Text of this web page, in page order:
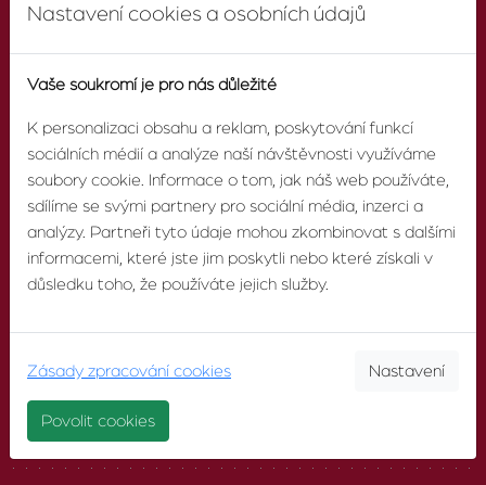
O AGENTUŘE
O nás
Náš tým
Volná pracovní místa
Nastavení cookies a osobních údajů
Vaše soukromí je pro nás důležité
K personalizaci obsahu a reklam, poskytování funkcí
sociálních médií a analýze naší návštěvnosti využíváme
soubory cookie. Informace o tom, jak náš web používáte,
sdílíme se svými partnery pro sociální média, inzerci a
analýzy. Partneři tyto údaje mohou zkombinovat s dalšími
informacemi, které jste jim poskytli nebo které získali v
důsledku toho, že používáte jejich služby.
Zásady zpracování cookies Nastavení
Povolit cookies